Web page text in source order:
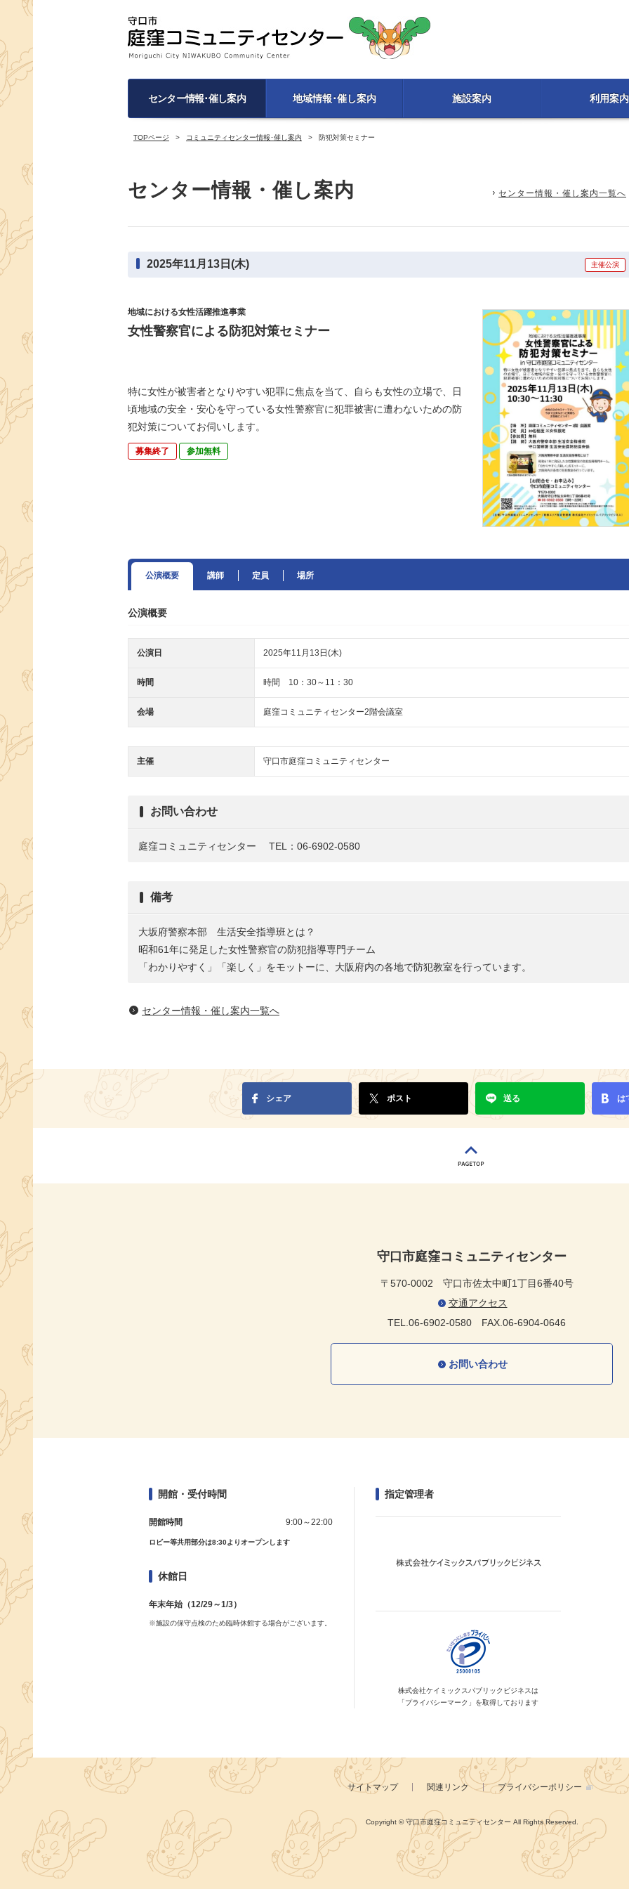
センター情報･催し案内 地域情報･催し案内 施設案内 利用案内
TOPページ コミュニティセンター情報･催し案内 防犯対策セミナー
センター情報・催し案内 センター情報・催し案内一覧へ
2025年11月13日(木) 主催公演
地域における女性活躍推進事業
女性警察官による防犯対策セミナー
特に女性が被害者となりやすい犯罪に焦点を当て、自らも女性の立場で、日
頃地域の安全・安心を守っている女性警察官に犯罪被害に遭わないための防
犯対策についてお伺いします。
募集終了 参加無料
公演概要 講師 定員 場所
公演概要
公演日 2025年11月13日(木)
時間 時間 10：30～11：30
会場 庭窪コミュニティセンター2階会議室
主催 守口市庭窪コミュニティセンター
お問い合わせ
庭窪コミュニティセンター TEL：06-6902-0580
備考
大坂府警察本部 生活安全指導班とは？
昭和61年に発足した女性警察官の防犯指導専門チーム
「わかりやすく」「楽しく」をモットーに、大阪府内の各地で防犯教室を行っています。
センター情報・催し案内一覧へ
シェア ポスト 送る は
守口市庭窪コミュニティセンター
〒570-0002 守口市佐太中町1丁目6番40号
交通アクセス
TEL.06-6902-0580 FAX.06-6904-0646
お問い合わせ
開館・受付時間
開館時間 9:00～22:00
ロビー等共用部分は8:30よりオープンします
休館日
年末年始（12/29～1/3）
※施設の保守点検のため臨時休館する場合がございます。
指定管理者
株式会社ケイミックス パブリックビジネスは
「プライバシーマーク」を取得しております
サイトマップ 関連リンク プライバシーポリシー
Copyright © 守口市庭窪コミュニティセンター All Rights Reserved.